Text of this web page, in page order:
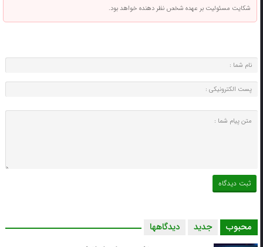
شکایت مسئولیت بر عهده شخص نظر دهنده خواهد بود.
محبوب جدید دیدگاهها